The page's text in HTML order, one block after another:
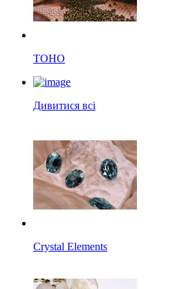
TOHO
Дивитися всі
Crystal Elements